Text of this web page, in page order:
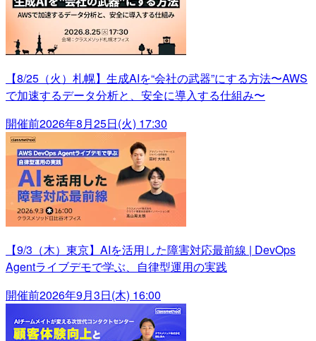
【8/25（火）札幌】生成AIを“会社の武器”にする方法〜AWS
で加速するデータ分析と、安全に導入する仕組み〜
開催前2026年8月25日(火) 17:30
【9/3（木）東京】AIを活用した障害対応最前線 | DevOps
Agentライブデモで学ぶ、自律型運用の実践
開催前2026年9月3日(木) 16:00